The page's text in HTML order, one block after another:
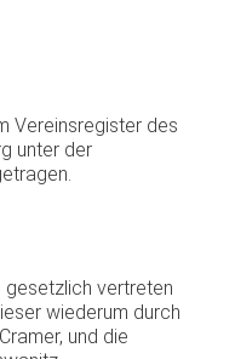
Vereinsregister des
unter der
gesetzlich vertreten
wiederum durch
und die